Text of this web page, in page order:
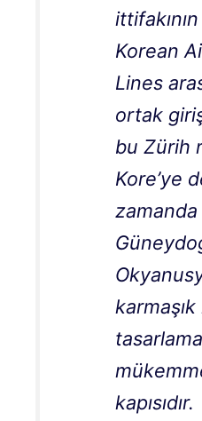
Korean
Lines
ortak
bu Zürih
Kore’ye
kapısıdır.